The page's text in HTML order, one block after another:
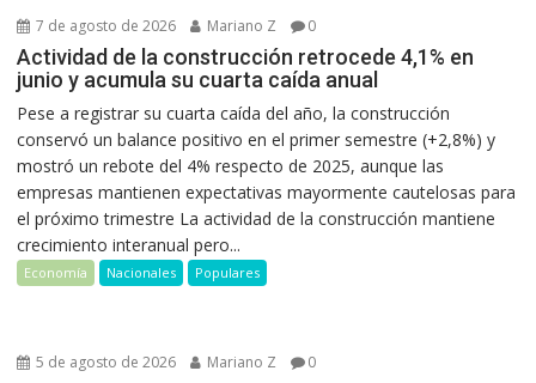
7 de agosto de 2026 Mariano Z 0
Actividad de la construcción retrocede 4,1% en
junio y acumula su cuarta caída anual
Pese a registrar su cuarta caída del año, la construcción
conservó un balance positivo en el primer semestre (+2,8%) y
mostró un rebote del 4% respecto de 2025, aunque las
empresas mantienen expectativas mayormente cautelosas para
el próximo trimestre La actividad de la construcción mantiene
crecimiento interanual pero...
Economía Nacionales Populares
5 de agosto de 2026 Mariano Z 0